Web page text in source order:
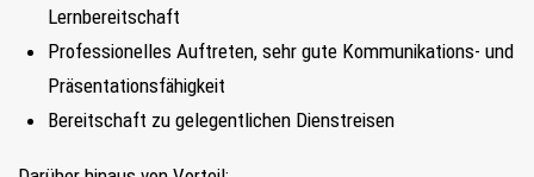
Lernbereitschaft
Professionelles Auftreten, sehr gute Kommunikations- und
Präsentationsfähigkeit
Bereitschaft zu gelegentlichen Dienstreisen